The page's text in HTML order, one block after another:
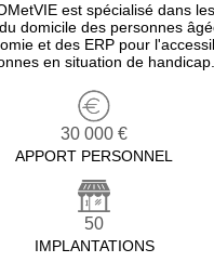
est spécialisé dans
domicile des personnes
et des ERP pour
en situation de handicap.
30 000 €
APPORT PERSONNEL
50
IMPLANTATIONS